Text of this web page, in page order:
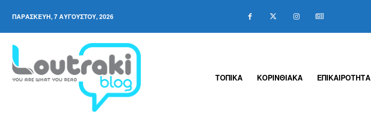
ΠΑΡΑΣΚΕΥΉ, 7 ΑΥΓΟΎΣΤΟΥ, 2026
ΤΟΠΙΚΑ ΚΟΡΙΝΘΙΑΚΑ ΕΠΙΚΑΙΡΟΤΗΤΑ